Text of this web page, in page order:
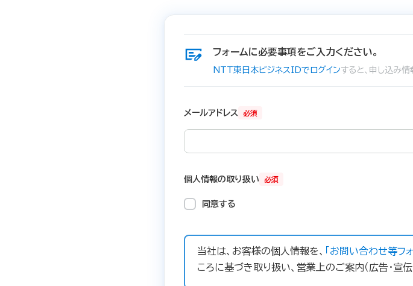
フォームに必要事項をご入力ください。
NTT東日本ビジネスIDでログインすると、申し込み
必須
メールアドレス
必須
個人情報の取り扱い
同意する
当社は、お客様の個人情報を、 「お問い合わせ等フ
ころに基づき取り扱い、営業上のご案内（広告・宣